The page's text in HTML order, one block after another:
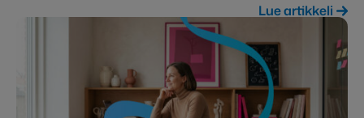
Lue artikkeli